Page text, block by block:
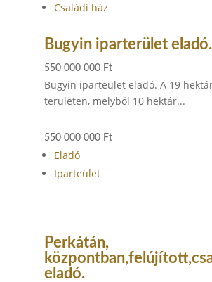
Családi ház
Bugyin iparterület eladó.
550 000 000 Ft
Bugyin iparteület eladó. A 19
területen, melyből 10 hektár...
550 000 000 Ft
Eladó
Iparteület
Perkátán,
eladó.